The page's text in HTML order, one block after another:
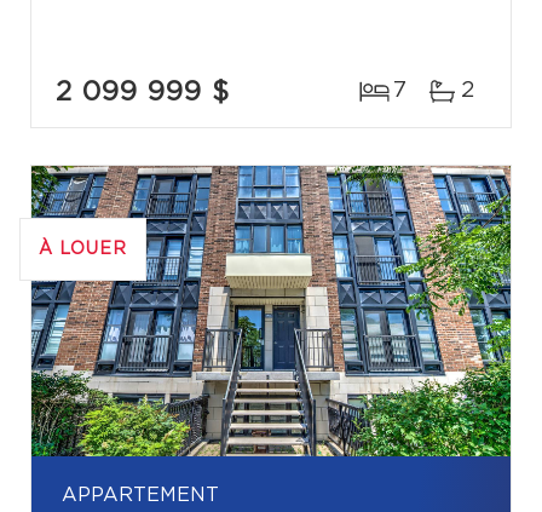
2 099 999 $ 7 2
À LOUER
APPARTEMENT